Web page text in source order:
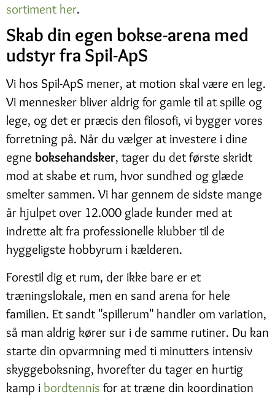
sortiment her.
Skab din egen bokse-arena med
udstyr fra Spil-ApS
Vi hos Spil-ApS mener, at motion skal være en leg.
Vi mennesker bliver aldrig for gamle til at spille og
lege, og det er præcis den filosofi, vi bygger vores
forretning på. Når du vælger at investere i dine
egne boksehandsker, tager du det første skridt
mod at skabe et rum, hvor sundhed og glæde
smelter sammen. Vi har gennem de sidste mange
år hjulpet over 12.000 glade kunder med at
indrette alt fra professionelle klubber til de
hyggeligste hobbyrum i kælderen.
Forestil dig et rum, der ikke bare er et
træningslokale, men en sand arena for hele
familien. Et sandt "spillerum" handler om variation,
så man aldrig kører sur i de samme rutiner. Du kan
starte din opvarmning med ti minutters intensiv
skyggeboksning, hvorefter du tager en hurtig
kamp i bordtennis for at træne din koordination